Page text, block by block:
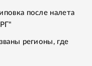
после налета
регионы, где